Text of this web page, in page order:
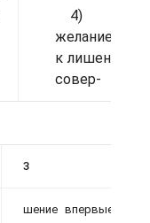
4)
желание
к лишению
совер-
3
шение впервые